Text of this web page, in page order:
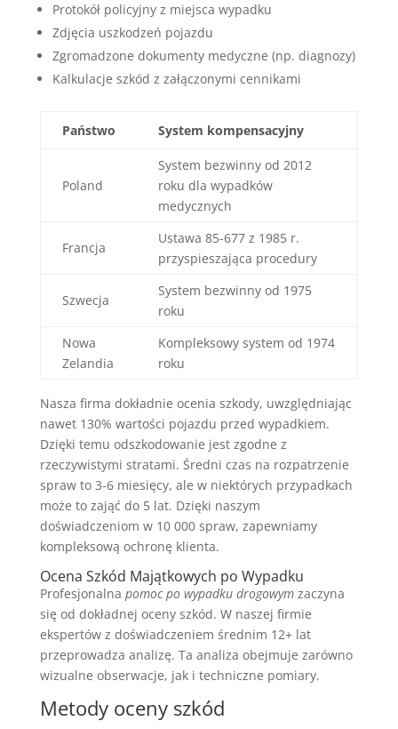
Protokół policyjny z miejsca wypadku
Zdjęcia uszkodzeń pojazdu
Zgromadzone dokumenty medyczne (np. diagnozy)
Kalkulacje szkód z załączonymi cennikami
Państwo System kompensacyjny
Poland
System bezwinny od 2012
roku dla wypadków
medycznych
Francja
Ustawa 85-677 z 1985 r.
przyspieszająca procedury
Szwecja
System bezwinny od 1975
roku
Nowa
Zelandia
Kompleksowy system od 1974
roku
Nasza firma dokładnie ocenia szkody, uwzględniając
nawet 130% wartości pojazdu przed wypadkiem.
Dzięki temu odszkodowanie jest zgodne z
rzeczywistymi stratami. Średni czas na rozpatrzenie
spraw to 3-6 miesięcy, ale w niektórych przypadkach
może to zająć do 5 lat. Dzięki naszym
doświadczeniom w 10 000 spraw, zapewniamy
kompleksową ochronę klienta.
Ocena Szkód Majątkowych po Wypadku
Profesjonalna pomoc po wypadku drogowymzaczyna
się od dokładnej oceny szkód. W naszej firmie
ekspertów z doświadczeniem średnim 12+ lat
przeprowadza analizę. Ta analiza obejmuje zarówno
wizualne obserwacje, jak i techniczne pomiary.
Metody oceny szkód